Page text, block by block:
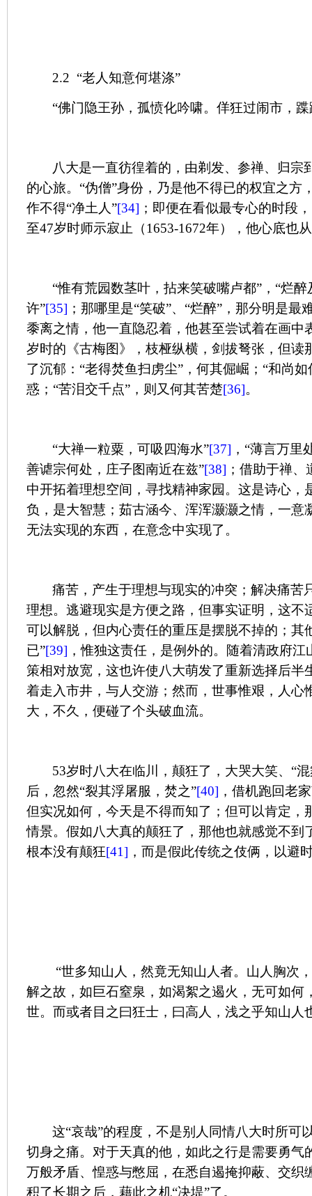
2.2 “老人知意何堪涤”
“佛门隐王孙，孤愤化吟啸。佯狂过闹市，
八大是一直彷徨着的，由剃发、参禅、归宗
的心旅。“伪僧”身份，乃是他不得已的权宜之方
作不得“净土人”[34] ；即便在看似最专心的时段
至47岁时师示寂止（1653-1672年），他心底也
“惟有荒园数茎叶，拈来笑破嘴卢都”，“烂
许”[35] ；那哪里是“笑破”、“烂醉”，那分明是
黍离之情，他一直隐忍着，他甚至尝试着在画中
岁时的《古梅图》，枝桠纵横，剑拔弩张，但读
了沉郁：“老得焚鱼扫虏尘”，何其倔崛；“和尚
惑；“苦泪交千点”，则又何其苦楚[36]。
“大禅一粒粟，可吸四海水”[37] ，“薄言万里
善谑宗何处，庄子图南近在兹”[38] ；借助于禅
中开拓着理想空间，寻找精神家园。这是诗心，
负，是大智慧；茹古涵今、浑浑灏灏之情，一意
无法实现的东西，在意念中实现了。
痛苦，产生于理想与现实的冲突；解决痛苦
理想。逃避现实是方便之路，但事实证明，这不
可以解脱，但内心责任的重压是摆脱不掉的；其
已”[39] ，惟独这责任，是例外的。随着清政府
策相对放宽，这也许使八大萌发了重新选择后半
着走入市井，与人交游；然而，世事惟艰，人心
大，不久，便碰了个头破血流。
53岁时八大在临川，颠狂了，大哭大笑、“
后，忽然“裂其浮屠服，焚之”[40] ，借机跑回老
但实况如何，今天是不得而知了；但可以肯定，
情景。假如八大真的颠狂了，那他也就感觉不到
根本没有颠狂[41] ，而是假此传统之伎俩，以避
“世多知山人，然竟无知山人者。山人胸次
解之故，如巨石窒泉，如渴絮之遏火，无可如何
世。而或者目之曰狂士，曰高人，浅之乎知山人
这“哀哉”的程度，不是别人同情八大时所可
切身之痛。对于天真的他，如此之行是需要勇气
万般矛盾、惶惑与憋屈，在悉自遏掩抑蔽、交织
积了长期之后，藉此之机“决堤”了。